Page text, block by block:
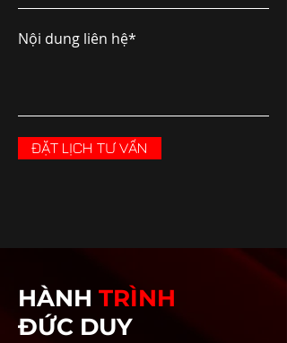
ĐẶT LỊCH TƯ VẤN
HÀNH TRÌNH
ĐỨC DUY